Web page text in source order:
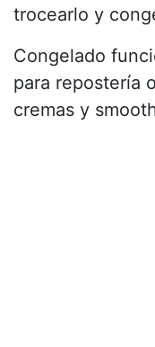
trocearlo y
Congelado
para repostería
cremas y